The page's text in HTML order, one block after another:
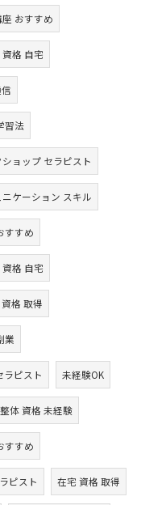
おすすめ
格 自宅
習法
ョップ セラピスト
ケーション スキル
すすめ
格 自宅
格 取得
業
ラピスト 未経験OK
整体 資格 未経験
すすめ
ピスト 在宅 資格 取得